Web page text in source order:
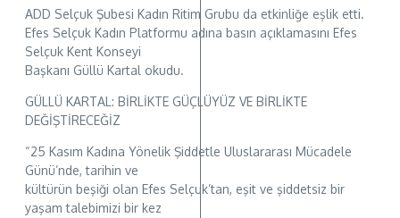
ADD Selçuk Şubesi Kadın Ritim Grubu da etkinliğe eşlik etti.
Efes Selçuk Kadın Platformu adına basın açıklamasını Efes
Selçuk Kent Konseyi
Başkanı Güllü Kartal okudu.
GÜLLÜ KARTAL: BİRLİKTE GÜÇLÜYÜZ VE BİRLİKTE
DEĞİŞTİRECEĞİZ
“25 Kasım Kadına Yönelik Şiddetle Uluslararası Mücadele
Günü’nde, tarihin ve
kültürün beşiği olan Efes Selçuk’tan, eşit ve şiddetsiz bir
yaşam talebimizi bir kez